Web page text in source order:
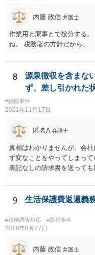
内藤 政信 弁護士
作業用と家事とで按分する
ね。 税務署の方針だから。
8
源泉徴収を含まな
ず、差し引かれた
#脱税事件
2021年11月17日
匿名A 弁護士
真相はわかりませんが、会
ず変なことをやってしまっ
表記なしの請求書を送って
書の金額や記載と振込額が
うに思いますが、間違えず
せん。 相手方との関係性に
にしっかりと確認してみても
9 生活保護費返還義
#税務調査対応 #脱税事件
2018年8月27日
内藤 政信 弁護士